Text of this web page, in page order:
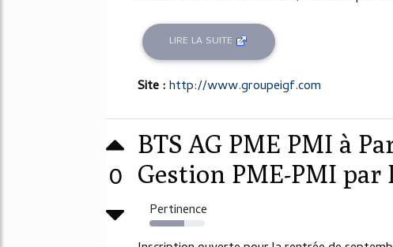
LIRE LA SUITE
Site :http://www.groupeigf.com
0
BTS AG PME PMI à
Gestion PME-PMI par
Pertinence
63%